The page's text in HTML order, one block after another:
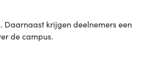
Daarnaast krijgen deelnemers een
de campus.